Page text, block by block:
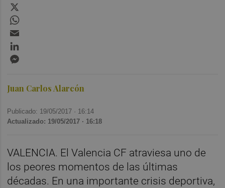
Juan Carlos Alarcón
Publicado: 19/05/2017 · 16:14
Actualizado: 19/05/2017 · 16:18
VALENCIA. El Valencia CF atraviesa uno de
los peores momentos de las últimas
décadas. En una importante crisis deportiva,